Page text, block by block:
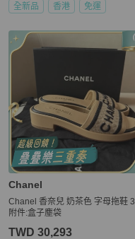
全新品 香港 免運
Chanel
Chanel 香奈兒 奶茶色 字母拖鞋 37碼
附件:盒子塵袋
TWD 30,293